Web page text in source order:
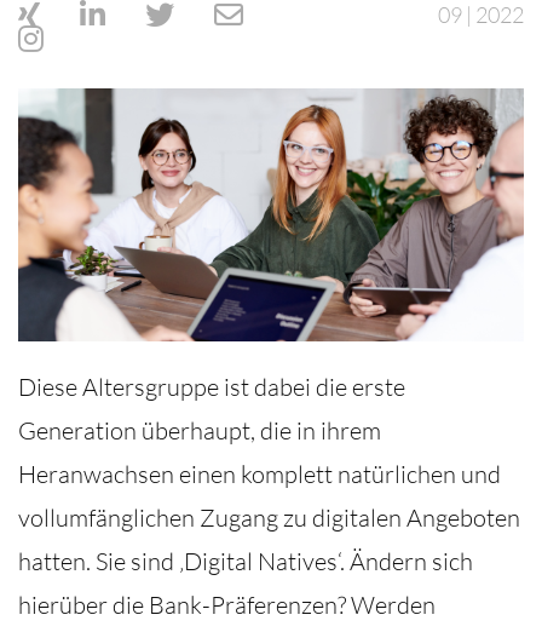
09 | 2022
Diese Altersgruppe ist dabei die erste
Generation überhaupt, die in ihrem
Heranwachsen einen komplett natürlichen und
vollumfänglichen Zugang zu digitalen Angeboten
hatten. Sie sind ‚Digital Natives‘. Ändern sich
hierüber die Bank-Präferenzen? Werden